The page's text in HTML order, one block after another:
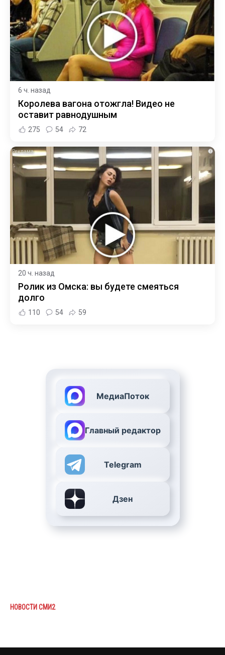
6 ч. назад
Королева вагона отожгла! Видео не
оставит равнодушным
275 54 72
i
20 ч. назад
Ролик из Омска: вы будете смеяться
долго
110 54 59
МедиаПоток
Главный редактор
Telegram
Дзен
НОВОСТИ СМИ2